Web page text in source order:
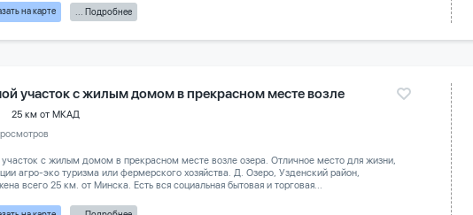
на карте ... Подробнее
участок с жилым домом в прекрасном месте возле
25 км от МКАД
с жилым домом в прекрасном месте возле озера. Отличное место для жизни,
агро-эко туризма или фермерского хозяйства. Д. Озеро, Узденский район,
всего 25 км. от Минска. Есть вся социальная бытовая и торговая...